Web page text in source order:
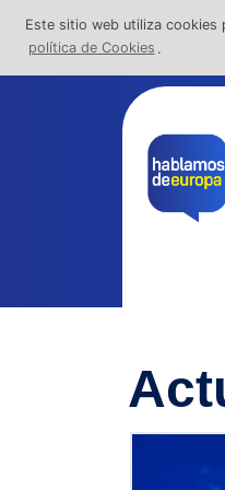
Este sitio web utiliza cookies
política de Cookies .
Actualidad
Noticias
Preguntas
Videos